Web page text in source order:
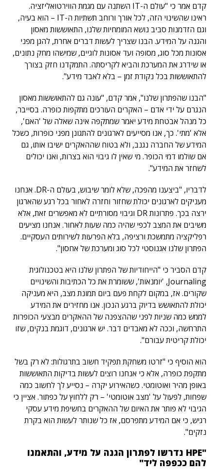
קדם אמר כי "עולם ה-IT השתנה עם מגמת הווירטואליזציה.
ראינו שהשינוי הזה, לכל אורך ורוחב תשתיות ה-IT – הוא בעיה,
וגם הזדמנות סביב נושא המומחיות שלנו, התאוששות מאסון
והגנה על המידע. הבנו שצריך לעשות דברים אחרת, להגן מפני
אסונות מכל סוג, מסופה ועד אסונות לוגיים, שמישהו מחק נתונים,
או שידרג את המערכת והביא לקריסתה. התמקדנו חזק בצורך
להתאוששות בכל נקודת זמן – בלא לאבד מידע".
"הבנו שהפתרון שלנו", אמר קדם, "עונה גם להתאוששות מאסון
הנגרם על ידי אדם – האקרים העורכים מתקפות כופרה. בסייבר,
כל מנהל אבטחת מידע יאמר שמתקפה אינה שאלה של 'האם',
אלא 'מתי'. כך, אנו מסייעים לארגונים להתגונן מפני כופרות, כשכל
המידע של החברה נגנב, ולא בטוח שההאקרים ישיבו אותו, גם
אם שולמו דמי הכופר. מי שאין לו גיבוי הוא בצרות, ואנו יכולים
לשחזר את המידע".
לדבריו, "ביצענו מהפכה, שלא לומר שיבוש, בעולם ה-DR. אנחנו
מעניקים לארגונים יכולת שחזור וחזרה לאחור בכל רגע שהארגון
ירצה בכך. פתרונות DR וגיבוי מסורתיים לא מאפשרים זאת, אלא
משיבים את המצב לכפי שהיה כמה שעות לאחור. אנחנו מציעים
רפליקציה מתמשכת ורציפה, בלא הפרעות לשירותים העסקיים.
הפתרון שלנו אגנוסטי לכל סוג ומערכת של אחסון".
קדם הסביר כי "הייחודיות של הפתרון שלנו היא בטכנולוגית
Journaling, 'יומנאות', ששומרת את כל הכתיבות והשינויים
שקורים. אז, במקום לקחת פעם ביום תמונת מצב, היא מעניקה
יכולת להתאושש בדיוק ברגע הנכון. אנו מחזירים את המידע
לממש כמה שניות לפני שההצפנה של ההאקרים מבצעי הכופרות
התרחשה, וככה לא מאבדים דבר. יש ארגונים, דוגמת בנקים, שזו
יכולת קריטית עבורם".
הוא הוסיף כי "זרטו משחקת תפקיד חשוב בתרגולות: לא רק בשל
מתקפת כופרה, אלא כי אנחנו רוצים לעשות בדיקות התאוששות
באופן מהיר ואוטומטי. כשהאירוע יקרה – נסייע לך לחשוב כמה
שפחות, לפעול על 'מצב אוטומטי' – רק ללחוץ על כפתור. אציין כי
הגיבוי לא פותר את האיום של ההאקרים בחשיפת מידע עסקי
רגיש, כי אם המידע מתפרסם, אז כל שנותר לעשות הוא בקרת
נזקים".
"HPE נדרשו לפתרון הגנה על מידע, והתאמנו
להם ככפפה ליד"